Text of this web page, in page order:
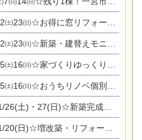
☆お得に窓リフォーム個別相談会
新築・建替えモニター募集個別相談会
家づくりゆっくりじっくり個別相談会
16㈰☆おうちリノベ個別相談会
27(日)☆新築完成見学会 in一宮市あずら
・リフォームまつり＆秋の味覚まつり＆芸術祭